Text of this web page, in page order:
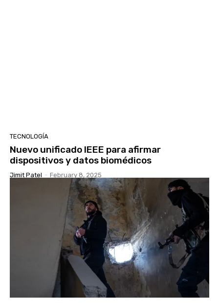
TECNOLOGÍA
Nuevo unificado IEEE para afirmar
dispositivos y datos biomédicos
Jimit Patel - February 8, 2025